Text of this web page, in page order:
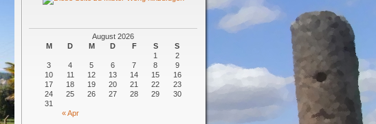
August 2026
M
D M D F S S
« Apr
1
2
3
4 5 6 7 8
9
10
11 12 13 14 15
16
17
18 19 20 21 22
23
24
25 26 27 28 29
30
31